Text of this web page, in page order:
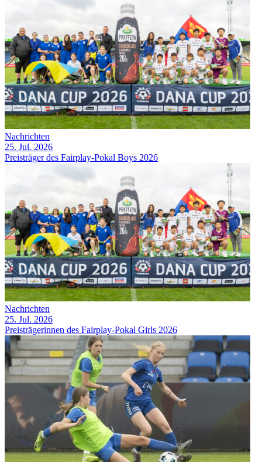
Nachrichten
25. Jul. 2026
Preisträger des Fairplay-Pokal Boys 2026
Nachrichten
25. Jul. 2026
Preisträgerinnen des Fairplay-Pokal Girls 2026